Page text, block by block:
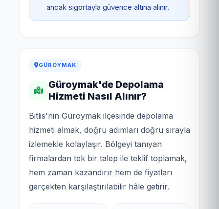
ancak sigortayla güvence altına alınır.
GÜROYMAK
Güroymak'de Depolama
Hizmeti Nasıl Alınır?
Bitlis'nin Güroymak ilçesinde depolama
hizmeti almak, doğru adımları doğru sırayla
izlemekle kolaylaşır. Bölgeyi tanıyan
firmalardan tek bir talep ile teklif toplamak,
hem zaman kazandırır hem de fiyatları
gerçekten karşılaştırılabilir hâle getirir.